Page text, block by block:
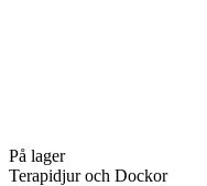
På lager
Terapidjur och Dockor